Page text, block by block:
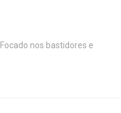
nos bastidores e